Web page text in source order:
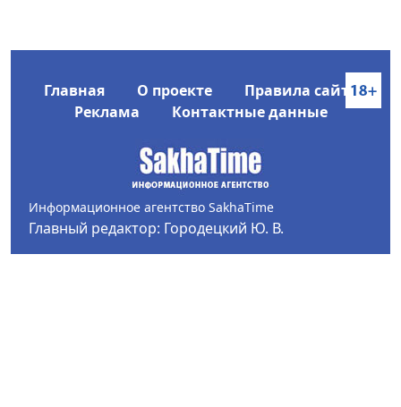
Главная О проекте
Правила сайта
Реклама
Контактные данные
Информационное агентство SakhaTime
Главный редактор: Городецкий Ю. В.